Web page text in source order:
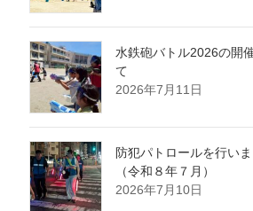
水鉄砲バトル2026の開
て
2026年7月11日
防犯パトロールを行い
（令和８年７月）
2026年7月10日